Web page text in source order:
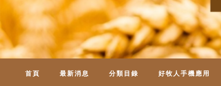
首頁 最新消息 分類目錄 好牧人手機應用